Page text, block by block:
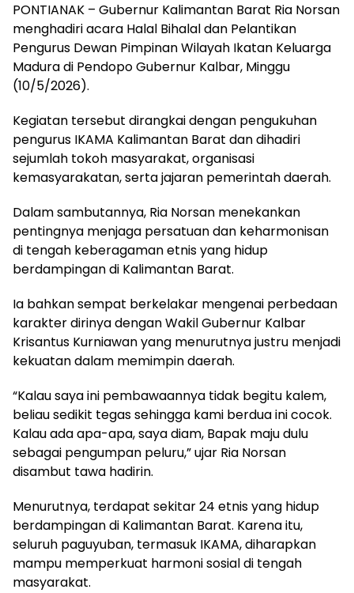
PONTIANAK – Gubernur Kalimantan Barat Ria Norsan
menghadiri acara Halal Bihalal dan Pelantikan
Pengurus Dewan Pimpinan Wilayah Ikatan Keluarga
Madura di Pendopo Gubernur Kalbar, Minggu
(10/5/2026).
Kegiatan tersebut dirangkai dengan pengukuhan
pengurus IKAMA Kalimantan Barat dan dihadiri
sejumlah tokoh masyarakat, organisasi
kemasyarakatan, serta jajaran pemerintah daerah.
Dalam sambutannya, Ria Norsan menekankan
pentingnya menjaga persatuan dan keharmonisan
di tengah keberagaman etnis yang hidup
berdampingan di Kalimantan Barat.
Ia bahkan sempat berkelakar mengenai perbedaan
karakter dirinya dengan Wakil Gubernur Kalbar
Krisantus Kurniawan yang menurutnya justru menjadi
kekuatan dalam memimpin daerah.
“Kalau saya ini pembawaannya tidak begitu kalem,
beliau sedikit tegas sehingga kami berdua ini cocok.
Kalau ada apa-apa, saya diam, Bapak maju dulu
sebagai pengumpan peluru,” ujar Ria Norsan
disambut tawa hadirin.
Menurutnya, terdapat sekitar 24 etnis yang hidup
berdampingan di Kalimantan Barat. Karena itu,
seluruh paguyuban, termasuk IKAMA, diharapkan
mampu memperkuat harmoni sosial di tengah
masyarakat.